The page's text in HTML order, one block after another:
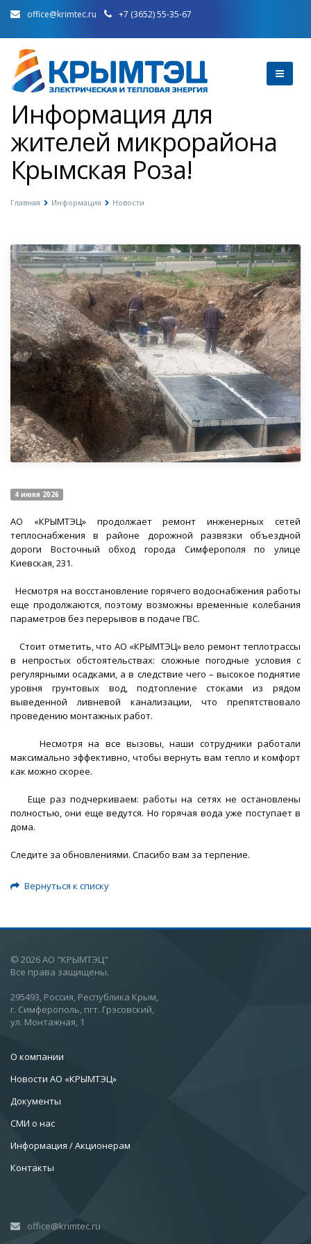
office@krimtec.ru +7 (3652) 55-35-67
Информация для
жителей микрорайона
Крымская Роза!
Главная Информация Новости
4 июня 2026
АО «КРЫМТЭЦ» продолжает ремонт инженерных сетей
теплоснабжения в районе дорожной развязки объездной
дороги Восточный обход города Симферополя по улице
Киевская, 231.
Несмотря на восстановление горячего водоснабжения работы
еще продолжаются, поэтому возможны временные колебания
параметров без перерывов в подаче ГВС.
Стоит отметить, что АО «КРЫМТЭЦ» вело ремонт теплотрассы
в непростых обстоятельствах: сложные погодные условия с
регулярными осадками, а в следствие чего – высокое поднятие
уровня грунтовых вод, подтопление стоками из рядом
выведенной ливневой канализации, что препятствовало
проведению монтажных работ.
Несмотря на все вызовы, наши сотрудники работали
максимально эффективно, чтобы вернуть вам тепло и комфорт
как можно скорее.
Еще раз подчеркиваем: работы на сетях не остановлены
полностью, они еще ведутся. Но горячая вода уже поступает в
дома.
Следите за обновлениями. Спасибо вам за терпение.
Вернуться к списку
© 2026 АО "КРЫМТЭЦ"
Все права защищены.
295493, Россия, Республика Крым,
г. Симферополь, пгт. Грэсовский,
ул. Монтажная, 1
О компании
Новости АО «КРЫМТЭЦ»
Документы
СМИ о нас
Информация / Акционерам
Контакты
office@krimtec.ru